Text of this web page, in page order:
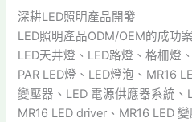
深耕LED照明產品開發
LED照明產品ODM/OEM的成功
LED天井燈、LED路燈、格柵燈
PAR LED燈、LED燈泡、MR16
變壓器、LED 電源供應器系統、
MR16 LED driver、MR16 LED